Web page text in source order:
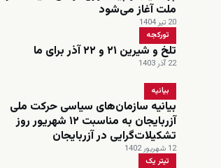
ملت آغاز می‌شود
20 تیر 1404
تورکجه
تلخ و شیرین ۲۱ و ۲۲ آذر برای ما
22 آذر 1403
بیانیه
بیانیه سازمان‌های سیاسی حرکت ملی
آزربایجان به مناسبت ۱۲ شهریور روز
تشکیلات‌گرایی در آزربایجان
12 شهریور 1402
تیتر یک